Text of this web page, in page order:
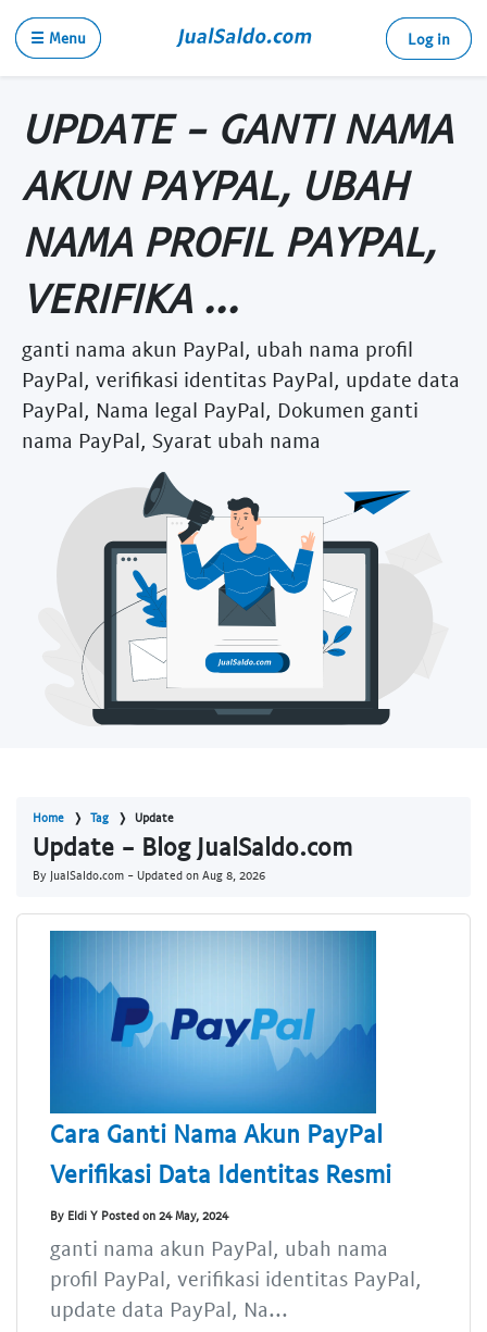
☰ Menu Log in
UPDATE - GANTI NAMA
AKUN PAYPAL, UBAH
NAMA PROFIL PAYPAL,
VERIFIKA ...
ganti nama akun PayPal, ubah nama profil
PayPal, verifikasi identitas PayPal, update data
PayPal, Nama legal PayPal, Dokumen ganti
nama PayPal, Syarat ubah nama
Home Tag Update
Update - Blog JualSaldo.com
By JualSaldo.com - Updated on Aug 8, 2026
Cara Ganti Nama Akun PayPal
Verifikasi Data Identitas Resmi
By Eldi Y Posted on 24 May, 2024
ganti nama akun PayPal, ubah nama
profil PayPal, verifikasi identitas PayPal,
update data PayPal, Na...